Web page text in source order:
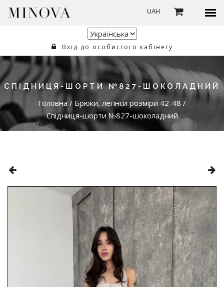
UAH
Вхід до особистого кабінету
СПІДНИЦЯ-ШОРТИ №827-ШОКОЛАДНИЙ
Головна / Брюки, легінси розміри 42-48 /
Спідниця-шорти №827-шоколадний